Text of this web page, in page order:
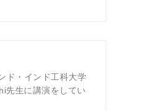
ド・インド工科大学
先生に講演をしてい